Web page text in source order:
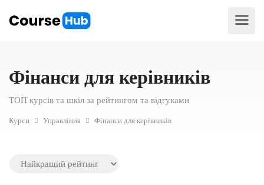
Фінанси для керівників
ТОП курсів та шкіл за рейтингом та відгуками
Курси Управління Фінанси для керівників